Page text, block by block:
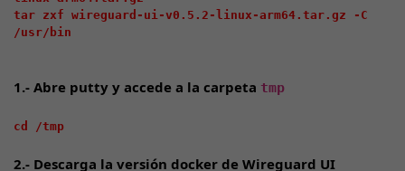
tar zxf wireguard-ui-v0.5.2-linux-arm64.tar.gz -C
/usr/bin
1.- Abre putty y accede a la carpeta tmp
cd /tmp
2.- Descarga la versión docker de Wireguard UI